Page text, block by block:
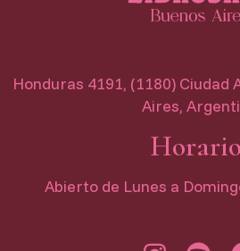
Honduras 4191, (1180) Ciudad
Aires,
Abierto de Lunes a